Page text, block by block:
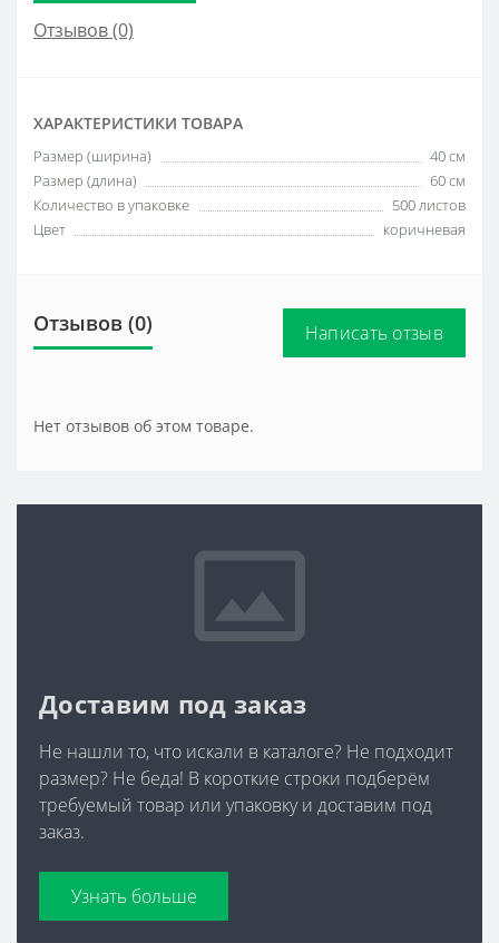
Отзывов (0)
ХАРАКТЕРИСТИКИ ТОВАРА
Размер (ширина)
40 см
Размер (длина)
60 см
Количество в упаковке
500 листов
Цвет
коричневая
Отзывов (0) Написать отзыв
Нет отзывов об этом товаре.
Доставим под заказ
Не нашли то, что искали в каталоге? Не подходит
размер? Не беда! В короткие строки подберём
требуемый товар или упаковку и доставим под
заказ.
Узнать больше